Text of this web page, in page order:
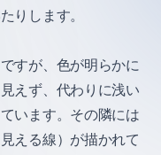
りします。
すが、色が明らかに
えず、代わりに浅い
います。その隣には
える線）が描かれて